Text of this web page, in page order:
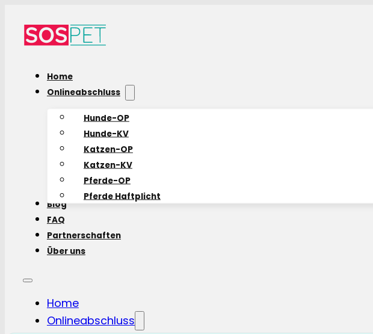
Home
Onlineabschluss
Hunde-OP
Hunde-KV
Katzen-OP
Katzen-KV
Pferde-OP
Pferde Haftplicht
Blog
FAQ
Partnerschaften
Über uns
Home
Onlineabschluss